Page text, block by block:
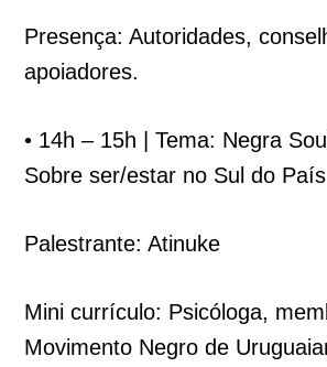
Presença: Autoridades,
apoiadores.
• 14h – 15h | Tema: Negra
Sobre ser/estar no Sul do País
Palestrante: Atinuke
Mini currículo: Psicóloga,
Movimento Negro de